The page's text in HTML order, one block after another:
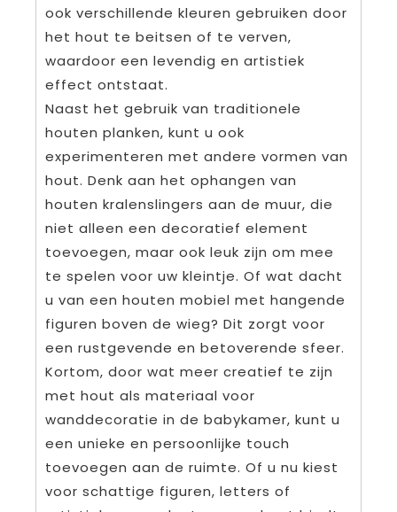
ook verschillende kleuren gebruiken door
het hout te beitsen of te verven,
waardoor een levendig en artistiek
effect ontstaat.
Naast het gebruik van traditionele
houten planken, kunt u ook
experimenteren met andere vormen van
hout. Denk aan het ophangen van
houten kralenslingers aan de muur, die
niet alleen een decoratief element
toevoegen, maar ook leuk zijn om mee
te spelen voor uw kleintje. Of wat dacht
u van een houten mobiel met hangende
figuren boven de wieg? Dit zorgt voor
een rustgevende en betoverende sfeer.
Kortom, door wat meer creatief te zijn
met hout als materiaal voor
wanddecoratie in de babykamer, kunt u
een unieke en persoonlijke touch
toevoegen aan de ruimte. Of u nu kiest
voor schattige figuren, letters of